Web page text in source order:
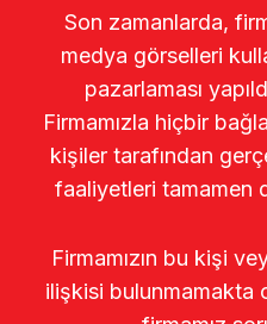
Son zamanlarda,
medya görselleri
pazarlaması
Firmamızla hiçbir
kişiler tarafından
faaliyetleri tamamen
Firmamızın bu kişi
ilişkisi bulunmamakta